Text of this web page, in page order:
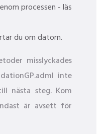
processen - läs
du om datorn.
misslyckades
inte
nästa steg. Kom
är avsett för